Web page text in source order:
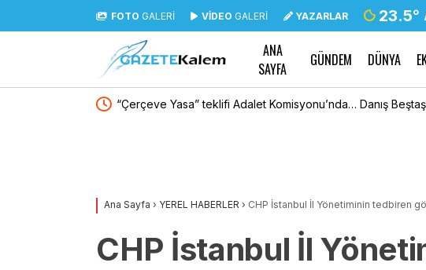
FOTO GALERİ VİDEO GALERİ YAZARLAR 23.5°
ANA
SAYFA
GÜNDEM DÜNYA
“Çerçeve Yasa” teklifi Adalet Komisyonu’nda… Danış
Ana Sayfa › YEREL HABERLER › CHP İstanbul İl Yönetiminin tedbiren
CHP İstanbul İl